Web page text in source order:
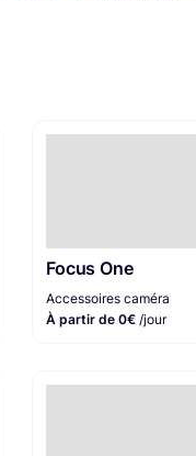
Focus One
Accessoires caméra
À partir de 0€ /jour